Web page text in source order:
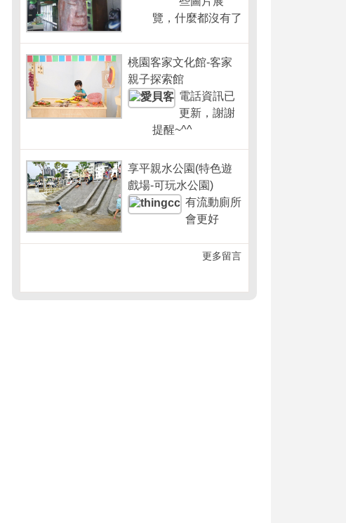
覽，什麼都沒有了
桃園客家文化館-客家
親子探索館
電話資訊已
更新，謝謝
提醒~^^
享平親水公園(特色遊
戲場-可玩水公園)
有流動廁所
會更好
更多留言